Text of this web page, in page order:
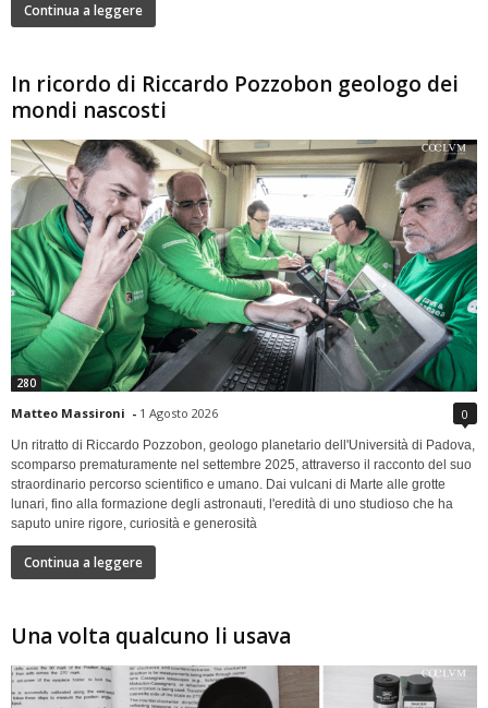
Continua a leggere
In ricordo di Riccardo Pozzobon geologo dei
mondi nascosti
280
Matteo Massironi - 1 Agosto 2026 0
Un ritratto di Riccardo Pozzobon, geologo planetario dell'Università di Padova,
scomparso prematuramente nel settembre 2025, attraverso il racconto del suo
straordinario percorso scientifico e umano. Dai vulcani di Marte alle grotte
lunari, fino alla formazione degli astronauti, l'eredità di uno studioso che ha
saputo unire rigore, curiosità e generosità
Continua a leggere
Una volta qualcuno li usava